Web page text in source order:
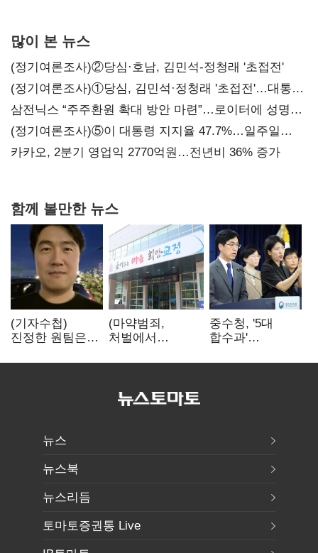
많이 본 뉴스
(정기여론조사)②당심·호남, 김민석-정청래 '초접전'
(정기여론조사)①당심, 김민석·정청래 '초접전'…대통령
지지도 '50% 아래로'(종합)
삼전닉스 “주주환원 확대 방안 마련”…로이터에 성명
보내
(정기여론조사)⑤이 대통령 지지율 47.7%…일주일
만에 다시 40%대
카카오, 2분기 영업익 2770억원…전년비 36% 증가
함께 볼만한 뉴스
(기자수첩)
진정한 원팀은
때 완성
(마약범죄,
처벌에서
마약은 전염병…
재활과정 개발
중"
중수청, '5대
합수과'
수사·기소
뉴스
뉴스북
뉴스리듬
토마토증권통 Live